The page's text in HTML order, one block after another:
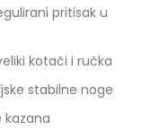
pritisak u
kotači i ručka
stabilne noge
kazana